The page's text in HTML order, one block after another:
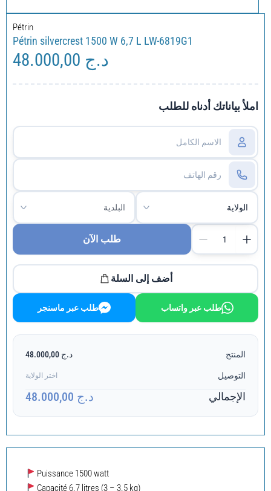
Pétrin
Pétrin silvercrest 1500 W 6,7 L LW-6819G1
د.ج
املأ بياناتك أدناه للطلب
طلب الآن
أضف إلى السلة
طلب عبر واتساب طلب عبر ماسنجر
المنتج د.ج 48.000,00
التوصيل اختر الولاية
الإجمالي د.ج 48.000,00
Puissance 1500 watt
Capacité 6.7 litres (3 – 3.5 kg)